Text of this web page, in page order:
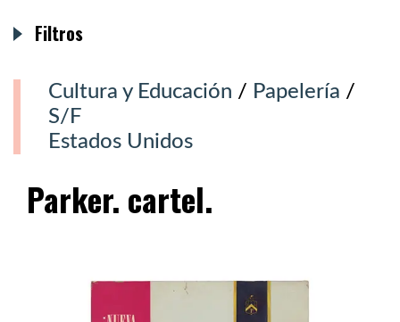
Cultura y Educación / Papelería /
S/F
Estados Unidos
Parker. cartel.
Filtros